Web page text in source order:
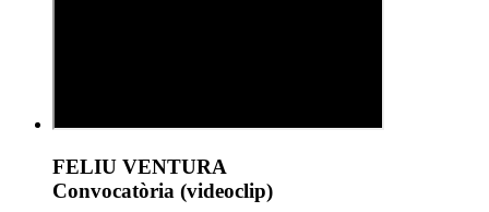
FELIU VENTURA
Convocatòria (videoclip)